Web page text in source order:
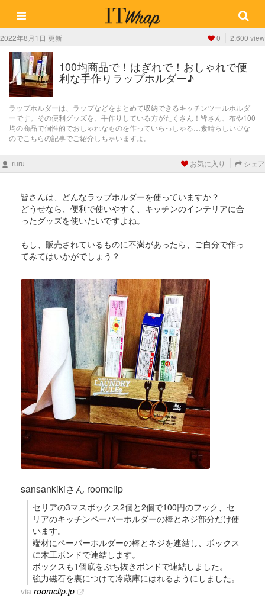
2022年8月1日 更新 0 2,600 view
100均商品で！はぎれで！おしゃれで便
利な手作りラップホルダー♪
ラップホルダーは、ラップなどをまとめて収納できるキッチンツールホルダ
ーです。その便利グッズを、手作りしている方がたくさん！皆さん、布や100
均の商品で個性的でおしゃれなものを作っていらっしゃる…素晴らしい♡な
のでこちらの記事でご紹介しちゃいますよ。
ruru お気に入り シェア
皆さんは、どんなラップホルダーを使っていますか？
どうせなら、便利で使いやすく、キッチンのインテリアに合
ったグッズを使いたいですよね。
もし、販売されているものに不満があったら、ご自分で作っ
てみてはいかがでしょう？
sansankikiさん roomclip
セリアの3マスボックス2個と2個で100円のフック、セ
リアのキッチンペーパーホルダーの棒とネジ部分だけ使
います。
端材にペーパーホルダーの棒とネジを連結し、ボックス
に木工ボンドで連結します。
ボックスも1個底をぶち抜きボンドで連結しました。
強力磁石を裏につけて冷蔵庫にはれるようにしました。
via roomclip.jp